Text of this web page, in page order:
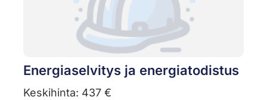
Energiaselvitys ja energiatodistus
Keskihinta: 437 €